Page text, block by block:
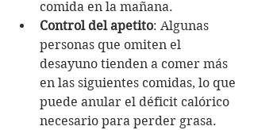
comida en la mañana.
Control del apetito: Algunas
personas que omiten el
desayuno tienden a comer más
en las siguientes comidas, lo que
puede anular el déficit calórico
necesario para perder grasa.